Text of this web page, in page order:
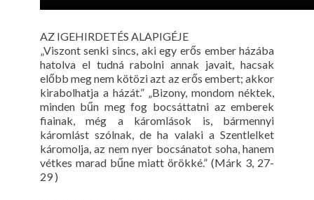
AZ IGEHIRDETÉS ALAPIGÉJE
„Viszont senki sincs, aki egy erős ember házába
hatolva el tudná rabolni annak javait, hacsak
előbb meg nem kötözi azt az erős embert; akkor
kirabolhatja a házát.” „Bizony, mondom néktek,
minden bűn meg fog bocsáttatni az emberek
fiainak, még a káromlások is, bármennyi
káromlást szólnak, de ha valaki a Szentlelket
káromolja, az nem nyer bocsánatot soha, hanem
vétkes marad bűne miatt örökké.” (Márk 3, 27-
29 )